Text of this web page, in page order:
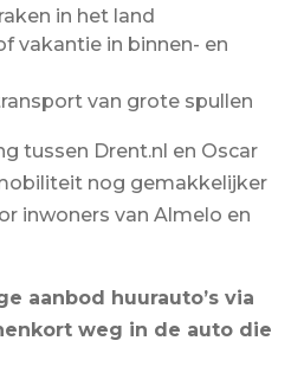
in het land
vakantie in binnen- en
van grote spullen
tussen Drent.nl en Oscar
nog gemakkelijker
inwoners van Almelo en
aanbod huurauto’s via
weg in de auto die